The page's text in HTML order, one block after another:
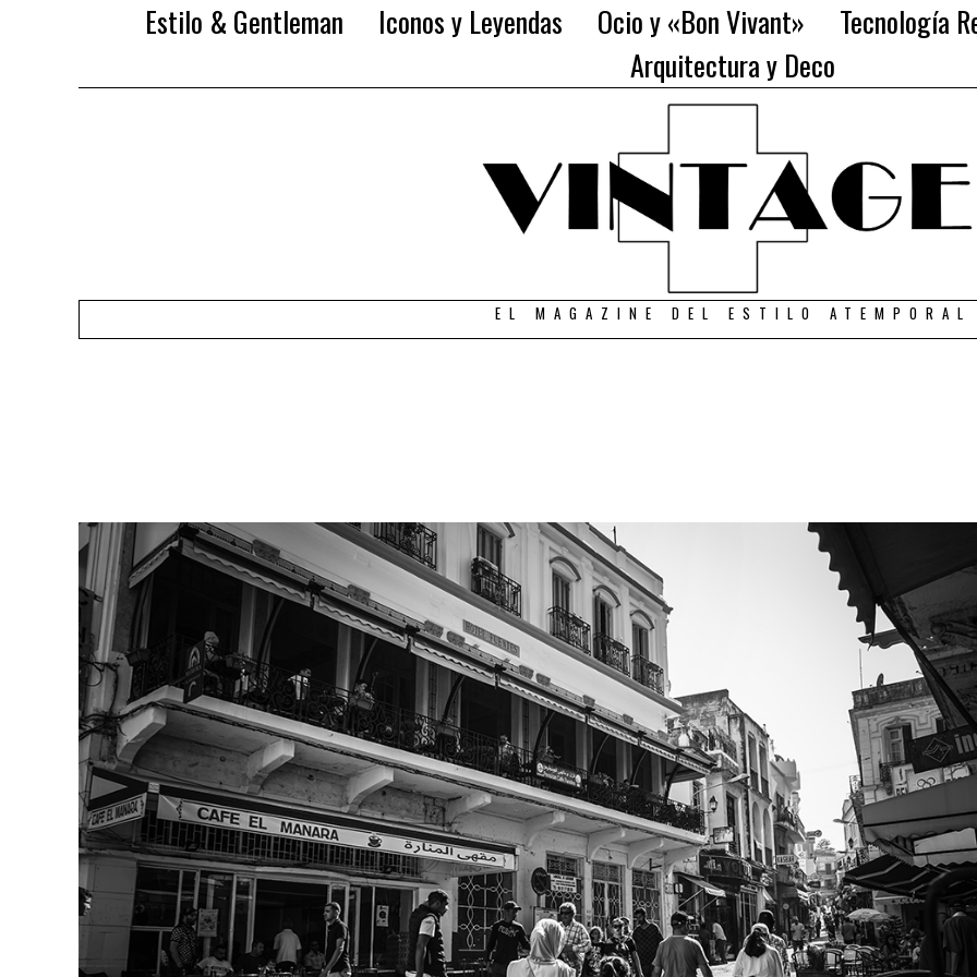
Estilo & Gentleman Iconos y Leyendas Ocio y «Bon Vivant»
Tecnología
Arquitectura y Deco
EL MAGAZINE DEL ESTILO ATEMPORAL